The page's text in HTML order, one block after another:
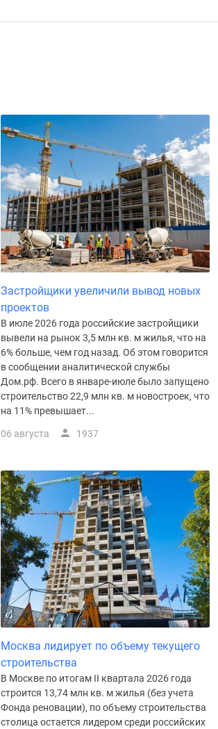
Застройщики увеличили вывод новых
проектов
В июле 2026 года российские застройщики
вывели на рынок 3,5 млн кв. м жилья, что на
6% больше, чем год назад. Об этом говорится
в сообщении аналитической службы
Дом.рф. Всего в январе-июле было запущено
строительство 22,9 млн кв. м новостроек, что
на 11% превышает...
06 августа 1937
Москва лидирует по объему текущего
строительства
В Москве по итогам II квартала 2026 года
строится 13,74 млн кв. м жилья (без учета
Фонда реновации), по объему строительства
столица остается лидером среди российских